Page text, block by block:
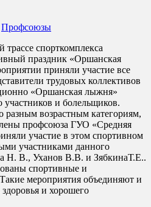
Профсоюзы
спорткомплекса
праздник «Оршанская
приняли участие все
трудовых коллективов
«Оршанская лыжня»
участников и болельщиков.
возрастным категориям,
профсоюза ГУО «Средняя
участие в этом спортивном
участниками данного
Н. В., Уханов В.В. и ЗябкинаТ.Е..
спортивные и
мероприятия объединяют и
и хорошего